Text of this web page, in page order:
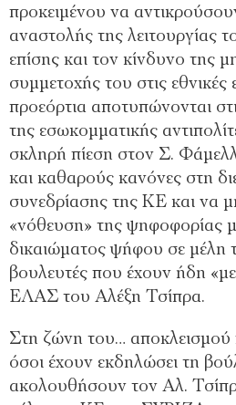
προκειμένου να
αναστολής της λειτουργίας
επίσης και τον κίνδυνο της
συμμετοχής του στις
προεόρτια αποτυπώνονται
της εσωκομματικής
σκληρή πίεση στον Σ.
και καθαρούς κανόνες στη
συνεδρίασης της ΚΕ και να
«νόθευση» της ψηφοφορίας
δικαιώματος ψήφου σε μέλη
βουλευτές που έχουν ήδη
ΕΛΑΣ του Αλέξη Τσίπρα.
Στη ζώνη του… αποκλεισμού
όσοι έχουν εκδηλώσει τη
ακολουθήσουν τον Αλ.